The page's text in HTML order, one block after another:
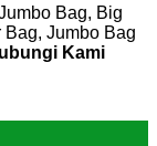
Bag, Big
Bag, Jumbo Bag
Kami